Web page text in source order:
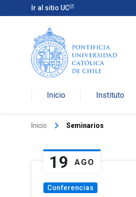
Ir al sitio UC
Inicio Instituto
Inicio keyboard_arrow_right Seminarios
19 AGO
Conferencias